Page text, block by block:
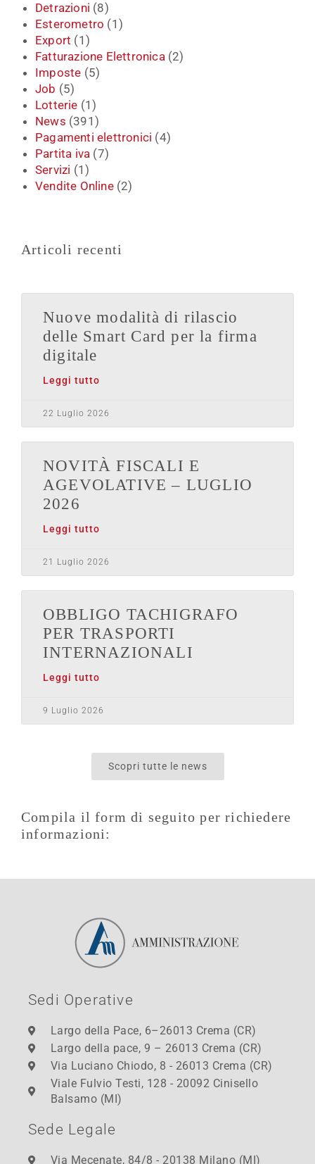
Detrazioni (8)
Esterometro (1)
Export (1)
Fatturazione Elettronica(2)
Imposte (5)
Job (5)
Lotterie (1)
News (391)
Pagamenti elettronici (4)
Partita iva (7)
Servizi (1)
Vendite Online(2)
Articoli recenti
Nuove modalità di rilascio
delle Smart Card per la firma
digitale
Leggi tutto
22 Luglio 2026
NOVITÀ FISCALI E
AGEVOLATIVE – LUGLIO
2026
Leggi tutto
21 Luglio 2026
OBBLIGO TACHIGRAFO
PER TRASPORTI
INTERNAZIONALI
Leggi tutto
9 Luglio 2026
Scopri tutte le news
Compila il form di seguito per richiedere
informazioni:
Sedi Operative
Largo della Pace, 6–26013 Crema (CR)
Largo della pace, 9 – 26013 Crema (CR)
Via Luciano Chiodo, 8 - 26013 Crema (CR)
Viale Fulvio Testi, 128 - 20092 Cinisello
Balsamo (MI)
Sede Legale
Via Mecenate, 84/8 - 20138 Milano (MI)